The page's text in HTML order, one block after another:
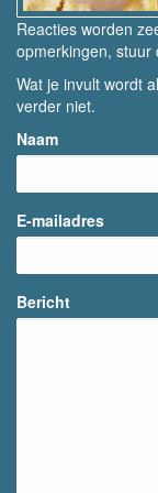
Reacties worden
opmerkingen, stuur
Wat je invult wordt
verder niet.
Naam
E-mailadres
Bericht